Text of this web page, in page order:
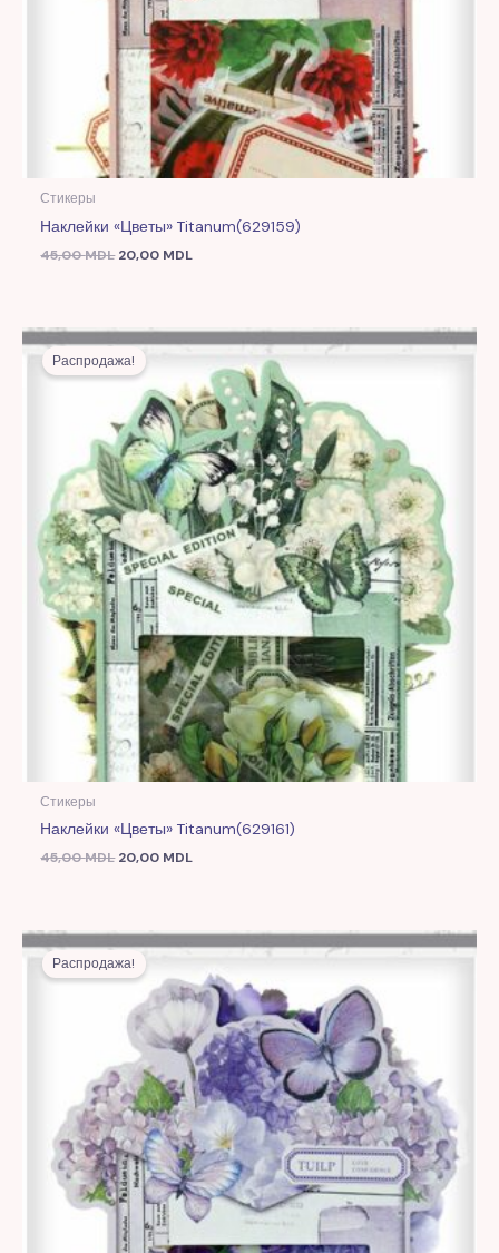
Стикеры
Наклейки «Цветы» Titanum(629159)
45,00MDL 20,00 MDL
Распродажа!
Стикеры
Наклейки «Цветы» Titanum(629161)
45,00MDL
Первоначальная
цена
составляла
45,00 MDL.
20,00 MDL
Текущая
20,00 MDL.
Распродажа!
Первоначальная
цена
составляла
45,00 MDL.
Текущая
20,00 MDL.